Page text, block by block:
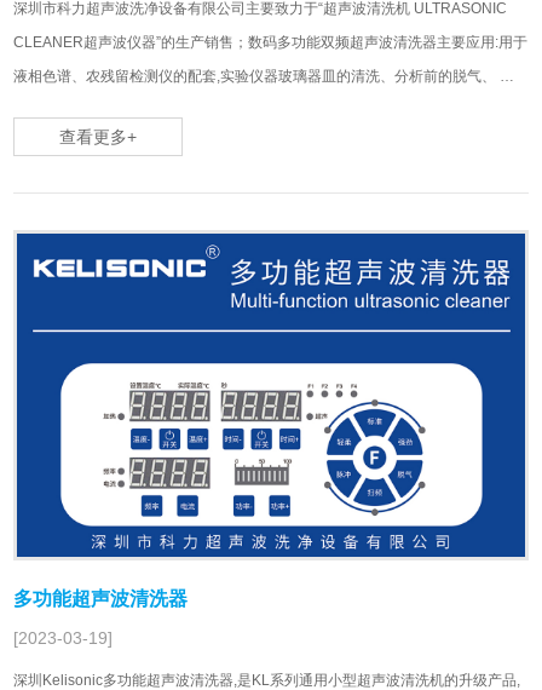
深圳市科力超声波洗净设备有限公司主要致力于“超声波清洗机 ULTRASONIC
CLEANER超声波仪器”的生产销售；数码多功能双频超声波清洗器主要应用:用于
液相色谱、农残留检测仪的配套,实验仪器玻璃器皿的清洗、分析前的脱气、 药
查看更多+
多功能超声波清洗器
[2023-03-19]
深圳Kelisonic多功能超声波清洗器,是KL系列通用小型超声波清洗机的升级产品,